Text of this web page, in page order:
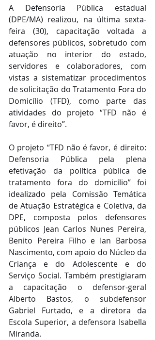
A Defensoria Pública estadual
(DPE/MA) realizou, na última sexta-
feira (30), capacitação voltada a
defensores públicos, sobretudo com
atuação no interior do estado,
servidores e colaboradores, com
vistas a sistematizar procedimentos
de solicitação do Tratamento Fora do
Domicílio (TFD), como parte das
atividades do projeto “TFD não é
favor, é direito”.
O projeto “TFD não é favor, é direito:
Defensoria Pública pela plena
efetivação da política pública de
tratamento fora do domicílio” foi
idealizado pela Comissão Temática
de Atuação Estratégica e Coletiva, da
DPE, composta pelos defensores
públicos Jean Carlos Nunes Pereira,
Benito Pereira Filho e Ian Barbosa
Nascimento, com apoio do Núcleo da
Criança e do Adolescente e do
Serviço Social. Também prestigiaram
a capacitação o defensor-geral
Alberto Bastos, o subdefensor
Gabriel Furtado, e a diretora da
Escola Superior, a defensora Isabella
Miranda.